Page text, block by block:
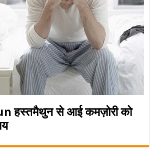
हस्तमैथुन से आई कमज़ोरी को